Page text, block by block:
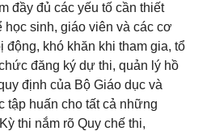
đầy đủ các yếu tố cần thiết
học sinh, giáo viên và các cơ
động, khó khăn khi tham gia, tổ
đăng ký dự thi, quản lý hồ
định của Bộ Giáo dục và
tập huấn cho tất cả những
thi nắm rõ Quy chế thi,